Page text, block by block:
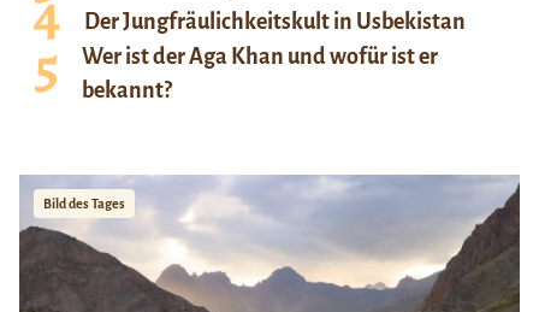
Der Jungfräulichkeitskult in Usbekistan
Wer ist der Aga Khan und wofür ist er
bekannt?
Bild des Tages